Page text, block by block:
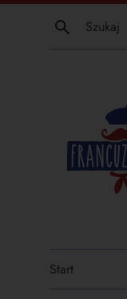
Przejdź
Szukaj
Start